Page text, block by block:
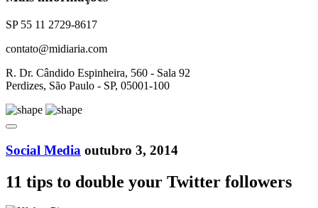
SP 55 11 2729-8617
contato@midiaria.com
R. Dr. Cândido Espinheira, 560 - Sala 92
Perdizes, São Paulo - SP, 05001-100
Social Media outubro 3, 2014
11 tips to double your Twitter followers